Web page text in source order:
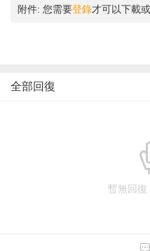
附件: 您需要登錄才可以下載
全部回復
暫無回復